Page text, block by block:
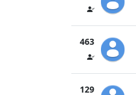
463
129